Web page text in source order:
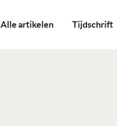
Alle artikelen Tijdschrift